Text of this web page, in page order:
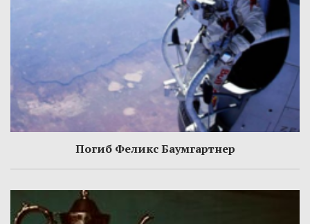
Погиб Феликс Баумгартнер